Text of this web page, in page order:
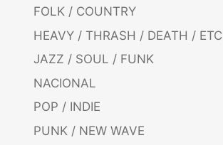
FOLK / COUNTRY
HEAVY / THRASH / DEATH / ETC
JAZZ / SOUL / FUNK
NACIONAL
POP / INDIE
PUNK / NEW WAVE